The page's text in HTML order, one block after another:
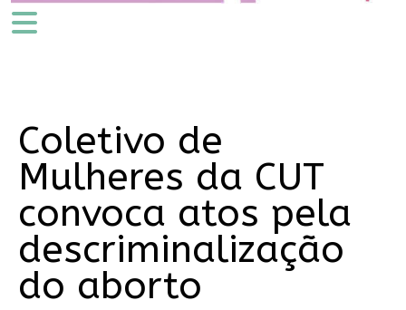
Coletivo de
Mulheres da CUT
convoca atos pela
descriminalização
do aborto